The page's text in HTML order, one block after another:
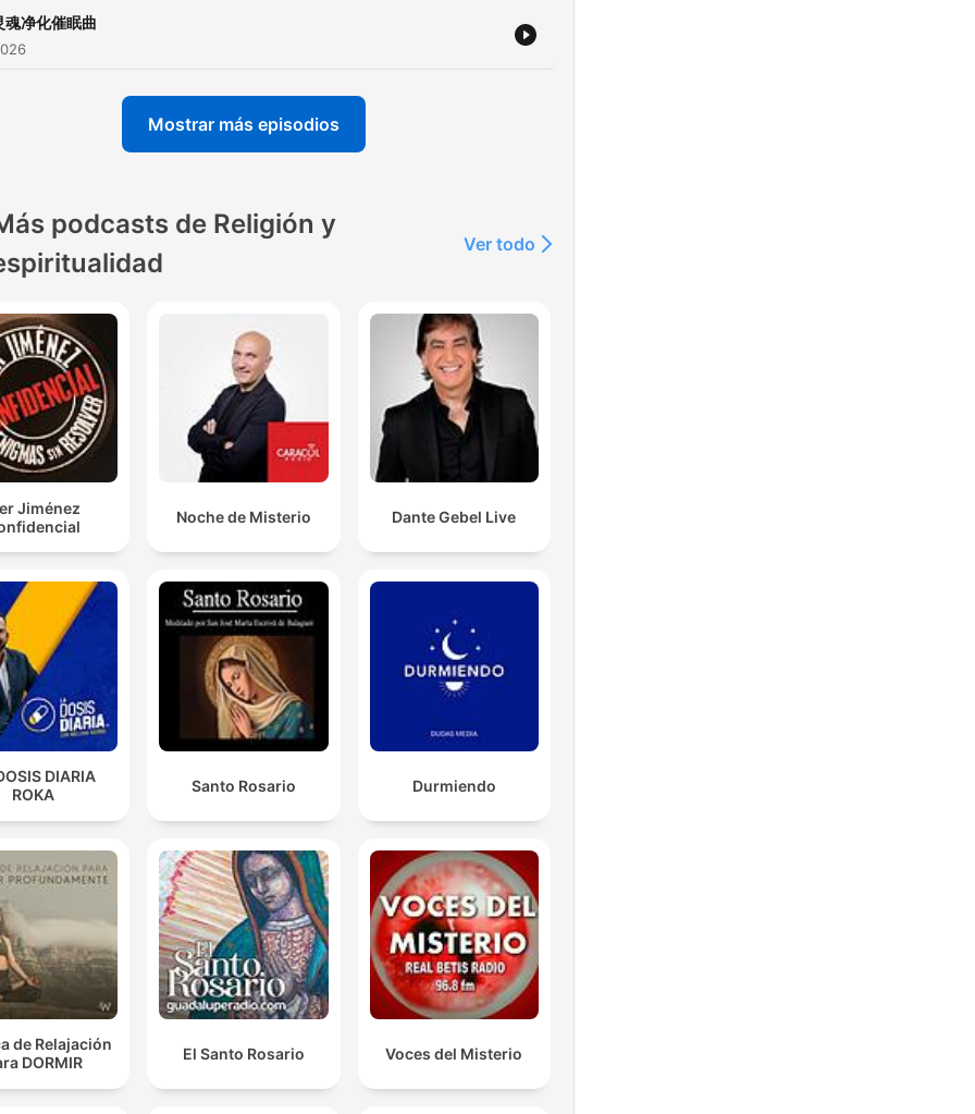
魂净化催眠曲
Mostrar más episodios
podcasts de Religión y
Ver todo
Jiménez
Noche de Misterio Dante Gebel Live
DIARIA
ROKA
Santo Rosario Durmiendo
de Relajación
DORMIR
El Santo Rosario Voces del Misterio